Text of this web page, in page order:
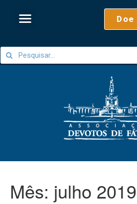
Doe
Mês: julho 2019